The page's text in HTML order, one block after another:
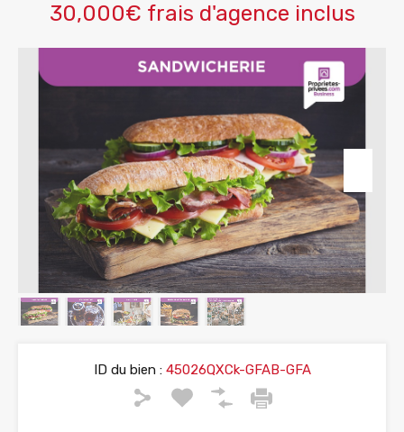
30,000€ frais d'agence inclus
ID du bien :45026QXCk-GFAB-GFA